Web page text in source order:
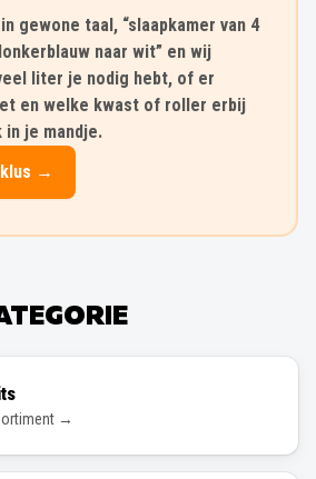
gewone taal, “slaapkamer van 4
naar wit” en wij
liter je nodig hebt, of er
en welke kwast of roller erbij
je mandje.
→
→